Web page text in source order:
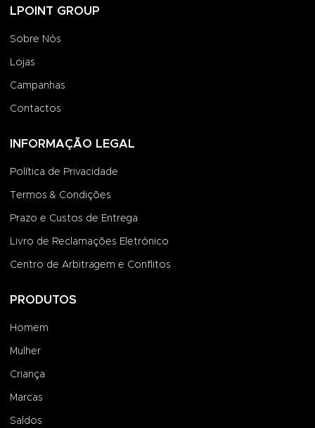
LPOINT GROUP
Sobre Nós
Lojas
Campanhas
Contactos
INFORMAÇÃO LEGAL
Política de Privacidade
Termos & Condições
Prazo e Custos de Entrega
Livro de Reclamações Eletrónico
Centro de Arbitragem e Conflitos
PRODUTOS
Homem
Mulher
Criança
Marcas
Saldos